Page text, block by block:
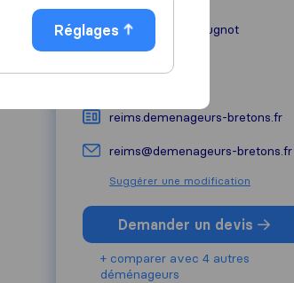
14 Rue Joseph Cugnot
51430 Tinqueux
reims.demenageurs-bretons.fr
reims@demenageurs-bretons.fr
Suggérer une modification
Demander un devis
+ comparer avec 4 autres
déménageurs
Réglages